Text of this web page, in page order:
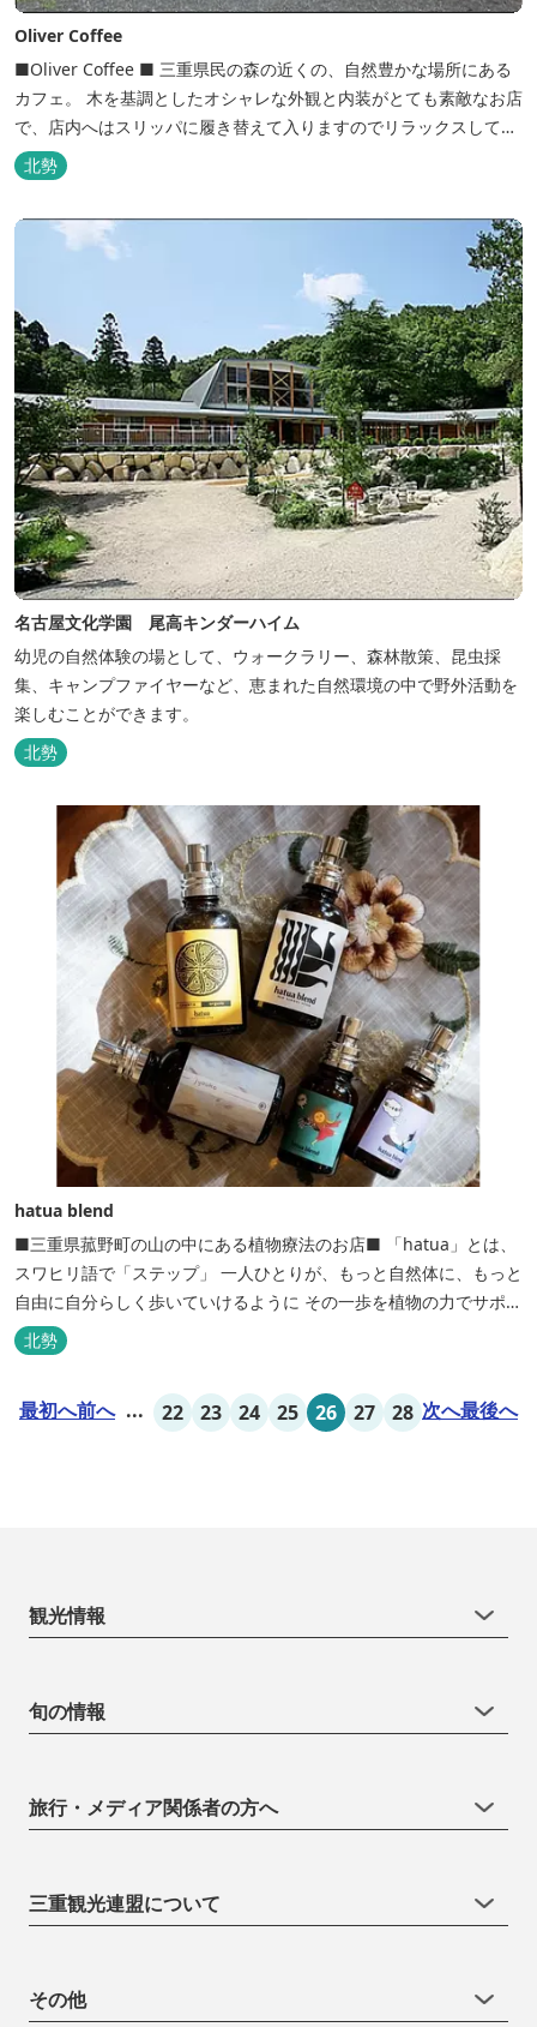
Oliver Coffee
■Oliver Coffee ■ 三重県民の森の近くの、自然豊かな場所にある
カフェ。 木を基調としたオシャレな外観と内装がとても素敵なお店
で、店内へはスリッパに履き替えて入りますのでリラックスして食
事を楽しめます。 席は店内にテーブル席や円卓、外のテラス席など
があり、お子様連れでも入りやすく居心地がいいカフェです。 森の
静かな雰囲気の中で、ゆっくり過ごすことができます。
北勢
名古屋文化学園 尾高キンダーハイム
幼児の自然体験の場として、ウォークラリー、森林散策、昆虫採
集、キャンプファイヤーなど、恵まれた自然環境の中で野外活動を
楽しむことができます。
北勢
hatua blend
■三重県菰野町の山の中にある植物療法のお店■ 「hatua」とは、
スワヒリ語で「ステップ」 一人ひとりが、もっと自然体に、もっと
自由に自分らしく歩いていけるように その一歩を植物の力でサポー
トしたいという思いから生まれたお店。 黄土スチームよもぎ蒸しや
アロマの調合、季節の養生講座、アロマ講座、腸活講座、ワークシ
に...
北勢
最初へ前へ ... 22 23 24 25 26 27 28 次へ最後へ
観光情報
旬の情報
旅行・メディア関係者の方へ
三重観光連盟について
その他